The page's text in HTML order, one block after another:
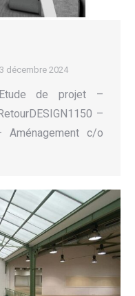
décembre 2024
de projet –
–
c/o